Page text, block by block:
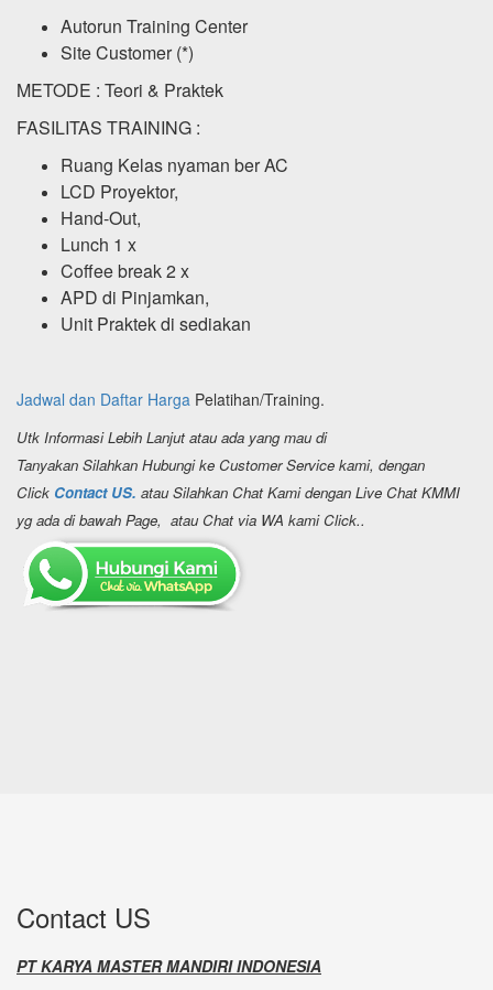
Autorun Training Center
Site Customer (*)
METODE : Teori & Praktek
FASILITAS TRAINING :
Ruang Kelas nyaman ber AC
LCD Proyektor,
Hand-Out,
Lunch 1 x
Coffee break 2 x
APD di Pinjamkan,
Unit Praktek di sediakan
Jadwal dan Daftar Harga Pelatihan/Training.
Utk Informasi Lebih Lanjut atau ada yang mau di
Tanyakan Silahkan Hubungi ke Customer Service kami, dengan
Click Contact US. atau Silahkan Chat Kami dengan Live Chat KMMI
yg ada di bawah Page, atau Chat via WA kami Click..
Contact US
PT KARYA MASTER MANDIRI INDONESIA